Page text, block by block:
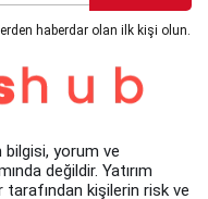
haberdar olan ilk kişi olun.
bilgisi, yorum ve
değildir. Yatırım
tarafından kişilerin risk ve